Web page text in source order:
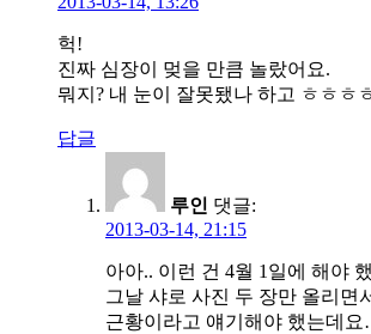
헉!
진짜 심장이 멎을 만큼 놀랐어요.
뭐지? 내 눈이 잘못됐나 하고 ㅎㅎㅎ
답글
루인 댓글:
2013-03-14, 21:15
아아.. 이런 건 4월 1일에 해야
그날 샤로 사진 두 장만 올리면
근황이라고 얘기해야 했는데